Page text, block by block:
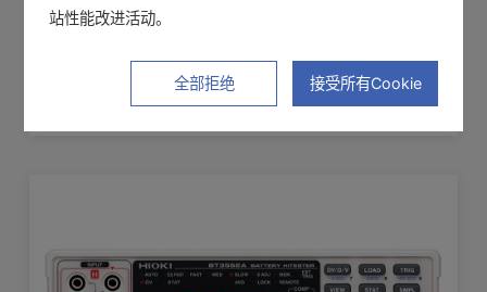
电池测试仪 BT3561A
用于动力的小型电池、60 V以下的小型电池组
站性能改进活动。
全部拒绝 接受所有Cookie